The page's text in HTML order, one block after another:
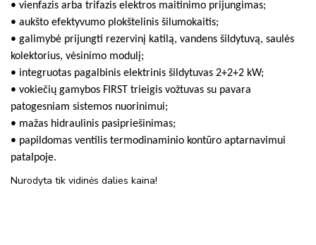
• vienfazis arba trifazis elektros maitinimo prijungimas;
• aukšto efektyvumo plokštelinis šilumokaitis;
• galimybė prijungti rezervinį katilą, vandens šildytuvą, saulės
kolektorius, vėsinimo modulį;
• integruotas pagalbinis elektrinis šildytuvas 2+2+2 kW;
• vokiečių gamybos FIRST trieigis vožtuvas su pavara
patogesniam sistemos nuorinimui;
• mažas hidraulinis pasipriešinimas;
• papildomas ventilis termodinaminio kontūro aptarnavimui
patalpoje.
Nurodyta tik vidinės dalies kaina!